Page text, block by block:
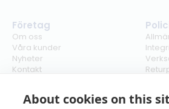
About cookies on this
Företag
Om oss
Våra kunder
Nyheter
Kontakt